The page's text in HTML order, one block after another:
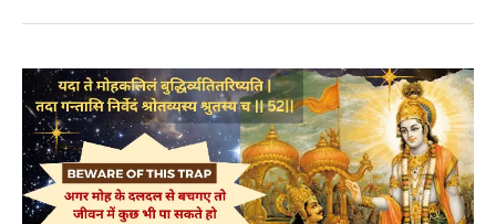
NEW
YEAR
2023
Resolution
To
Change